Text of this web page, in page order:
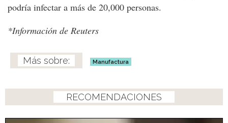
podría infectar a más de 20,000 personas.
*Información de Reuters
Manufactura
RECOMENDACIONES